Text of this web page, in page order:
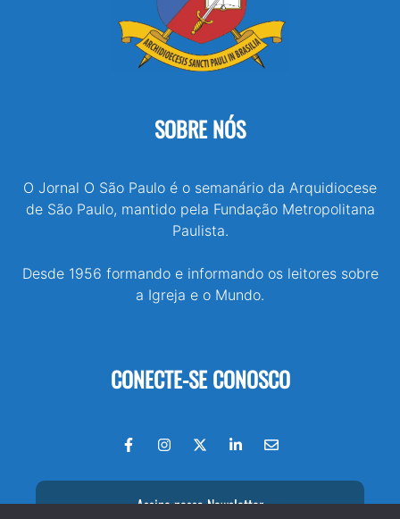
SOBRE NÓS
O Jornal O São Paulo é o semanário da Arquidiocese
de São Paulo, mantido pela Fundação Metropolitana
Paulista.
Desde 1956 formando e informando os leitores sobre
a Igreja e o Mundo.
CONECTE-SE CONOSCO
Assine nossa Newsletter